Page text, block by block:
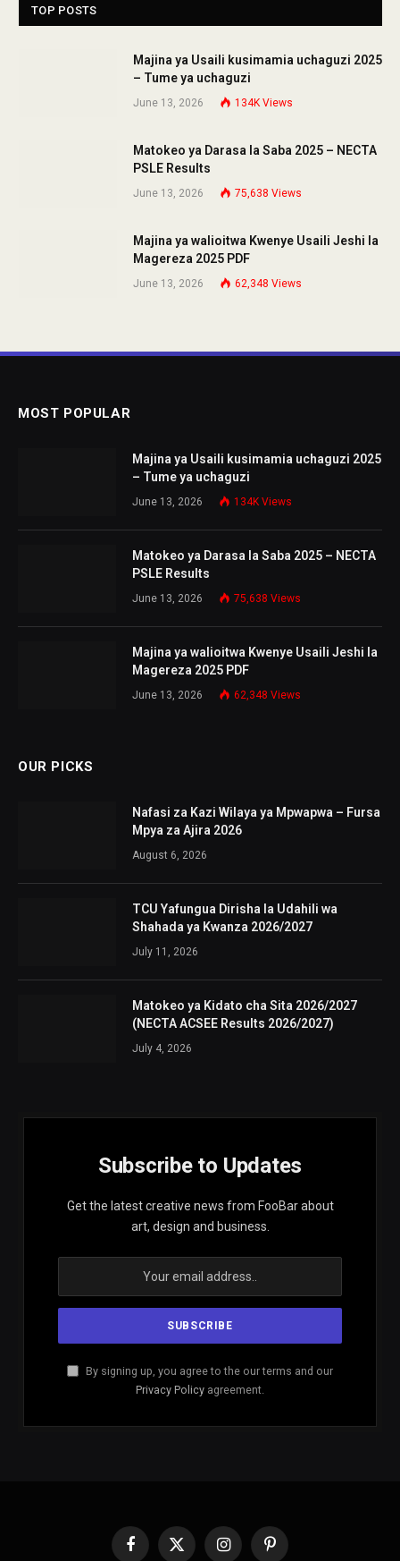
TOP POSTS
Majina ya Usaili kusimamia uchaguzi 2025
– Tume ya uchaguzi
June 13, 2026 134K Views
Matokeo ya Darasa la Saba 2025 – NECTA
PSLE Results
June 13, 2026 75,638 Views
Majina ya walioitwa Kwenye Usaili Jeshi la
Magereza 2025 PDF
June 13, 2026 62,348 Views
MOST POPULAR
Majina ya Usaili kusimamia uchaguzi 2025
– Tume ya uchaguzi
June 13, 2026 134K Views
Matokeo ya Darasa la Saba 2025 – NECTA
PSLE Results
June 13, 2026 75,638 Views
Majina ya walioitwa Kwenye Usaili Jeshi la
Magereza 2025 PDF
June 13, 2026 62,348 Views
OUR PICKS
Nafasi za Kazi Wilaya ya Mpwapwa – Fursa
Mpya za Ajira 2026
August 6, 2026
TCU Yafungua Dirisha la Udahili wa
Shahada ya Kwanza 2026/2027
July 11, 2026
Matokeo ya Kidato cha Sita 2026/2027
(NECTA ACSEE Results 2026/2027)
July 4, 2026
Subscribe to Updates
Get the latest creative news from FooBar about
art, design and business.
By signing up, you agree to the our terms and our
Privacy Policy agreement.
Facebook
X InstagramPinterest